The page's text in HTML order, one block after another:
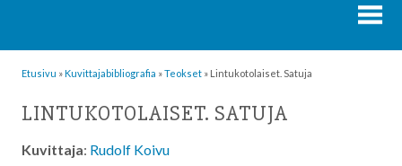
Etusivu »Kuvittaja­bibliografia »Teokset » Lintukotolaiset. Satuja
LINTUKOTOLAISET. SATUJA
Kuvittaja: Rudolf Koivu